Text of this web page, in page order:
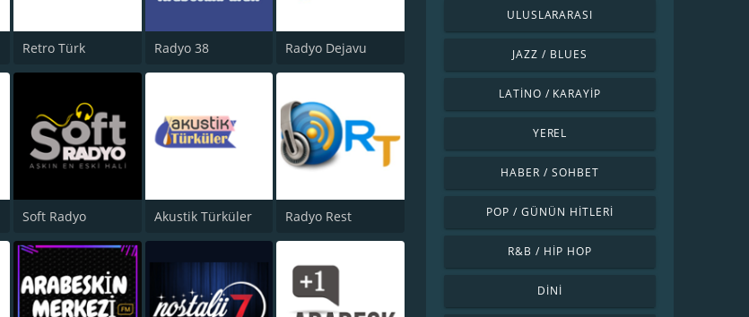
Retro Türk Radyo 38 Radyo Dejavu
Soft Radyo Akustik Türküler Radyo Rest
ULUSLARARASI
JAZZ / BLUES
LATINO / KARAYIP
YEREL
HABER / SOHBET
POP / GÜNÜN HITLERI
R&B / HIP HOP
DINI